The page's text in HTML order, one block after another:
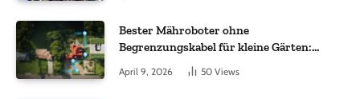
Bester Mähroboter ohne
Begrenzungskabel für kleine Gärten:
Worauf es bei 200 bis 500 m² wirklich
ankommt
April 9, 2026 50 Views